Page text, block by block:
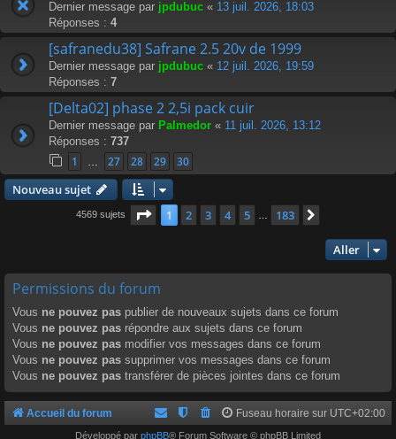
Dernier message par jpdubuc « 13 juil. 2026, 18:03
Réponses : 4
[safranedu38] Safrane 2.5 20v de 1999
Dernier message par jpdubuc « 12 juil. 2026, 19:59
Réponses : 7
[Delta02] phase 2 2,5i pack cuir
Dernier message par Palmedor « 11 juil. 2026, 13:12
Réponses : 737
1 … 27 28 29 30
Nouveau sujet
4569 sujets Page 1sur183
1 2 3 4 5 183
Aller
Permissions du forum
Vous ne pouvez pas publier de nouveaux sujets dans ce forum
Vous ne pouvez pas répondre aux sujets dans ce forum
Vous ne pouvez pas modifier vos messages dans ce forum
Vous ne pouvez pas supprimer vos messages dans ce forum
Vous ne pouvez pas transférer de pièces jointes dans ce forum
Accueil du forum Fuseau horaire sur UTC+02:00
Développé par phpBB® Forum Software © phpBB Limited